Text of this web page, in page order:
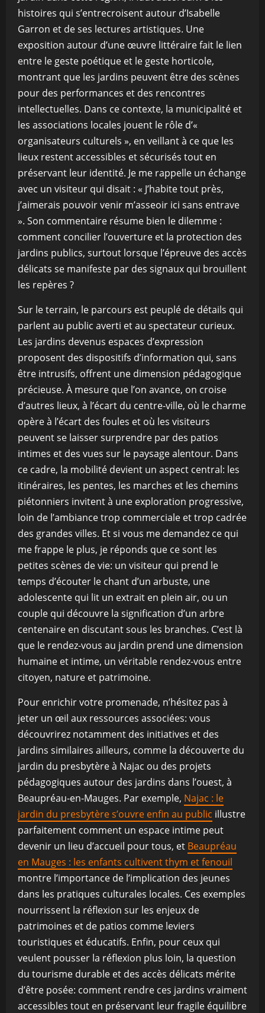
histoires qui s’entrecroisent autour d’Isabelle
Garron et de ses lectures artistiques. Une
exposition autour d’une œuvre littéraire fait le lien
entre le geste poétique et le geste horticole,
montrant que les jardins peuvent être des scènes
pour des performances et des rencontres
intellectuelles. Dans ce contexte, la municipalité et
les associations locales jouent le rôle d’«
organisateurs culturels », en veillant à ce que les
lieux restent accessibles et sécurisés tout en
préservant leur identité. Je me rappelle un échange
avec un visiteur qui disait : « J’habite tout près,
j’aimerais pouvoir venir m’asseoir ici sans entrave
». Son commentaire résume bien le dilemme :
comment concilier l’ouverture et la protection des
jardins publics, surtout lorsque l’épreuve des accès
délicats se manifeste par des signaux qui brouillent
les repères ?
Sur le terrain, le parcours est peuplé de détails qui
parlent au public averti et au spectateur curieux.
Les jardins devenus espaces d’expression
proposent des dispositifs d’information qui, sans
être intrusifs, offrent une dimension pédagogique
précieuse. À mesure que l’on avance, on croise
d’autres lieux, à l’écart du centre-ville, où le charme
opère à l’écart des foules et où les visiteurs
peuvent se laisser surprendre par des patios
intimes et des vues sur le paysage alentour. Dans
ce cadre, la mobilité devient un aspect central: les
itinéraires, les pentes, les marches et les chemins
piétonniers invitent à une exploration progressive,
loin de l’ambiance trop commerciale et trop cadrée
des grandes villes. Et si vous me demandez ce qui
me frappe le plus, je réponds que ce sont les
petites scènes de vie: un visiteur qui prend le
temps d’écouter le chant d’un arbuste, une
adolescente qui lit un extrait en plein air, ou un
couple qui découvre la signification d’un arbre
centenaire en discutant sous les branches. C’est là
que le rendez-vous au jardin prend une dimension
humaine et intime, un véritable rendez-vous entre
citoyen, nature et patrimoine.
Pour enrichir votre promenade, n’hésitez pas à
jeter un œil aux ressources associées: vous
découvrirez notamment des initiatives et des
jardins similaires ailleurs, comme la découverte du
jardin du presbytère à Najac ou des projets
pédagogiques autour des jardins dans l’ouest, à
Beaupréau-en-Mauges. Par exemple, Najac : le
jardin du presbytère s’ouvre enfin au public illustre
parfaitement comment un espace intime peut
devenir un lieu d’accueil pour tous, et Beaupréau
en Mauges : les enfants cultivent thym et fenouil
montre l’importance de l’implication des jeunes
dans les pratiques culturales locales. Ces exemples
nourrissent la réflexion sur les enjeux de
patrimoines et de patios comme leviers
touristiques et éducatifs. Enfin, pour ceux qui
veulent pousser la réflexion plus loin, la question
du tourisme durable et des accès délicats mérite
d’être posée: comment rendre ces jardins vraiment
accessibles tout en préservant leur fragile équilibre